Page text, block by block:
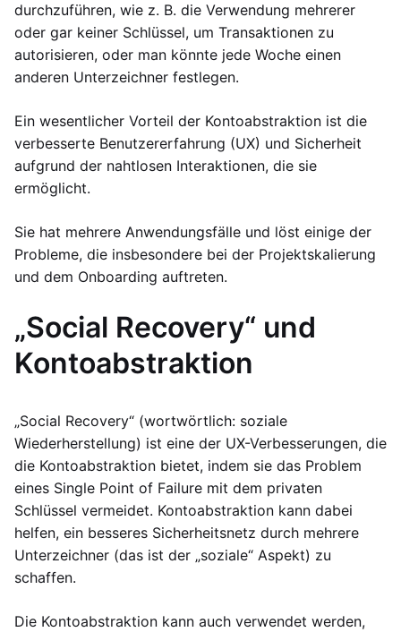
durchzuführen, wie z. B. die Verwendung mehrerer
oder gar keiner Schlüssel, um Transaktionen zu
autorisieren, oder man könnte jede Woche einen
anderen Unterzeichner festlegen.
Ein wesentlicher Vorteil der Kontoabstraktion ist die
verbesserte Benutzererfahrung (UX) und Sicherheit
aufgrund der nahtlosen Interaktionen, die sie
ermöglicht.
Sie hat mehrere Anwendungsfälle und löst einige der
Probleme, die insbesondere bei der Projektskalierung
und dem Onboarding auftreten.
„Social Recovery“ und
Kontoabstraktion
„Social Recovery“ (wortwörtlich: soziale
Wiederherstellung) ist eine der UX-Verbesserungen, die
die Kontoabstraktion bietet, indem sie das Problem
eines Single Point of Failure mit dem privaten
Schlüssel vermeidet. Kontoabstraktion kann dabei
helfen, ein besseres Sicherheitsnetz durch mehrere
Unterzeichner (das ist der „soziale“ Aspekt) zu
schaffen.
Die Kontoabstraktion kann auch verwendet werden,